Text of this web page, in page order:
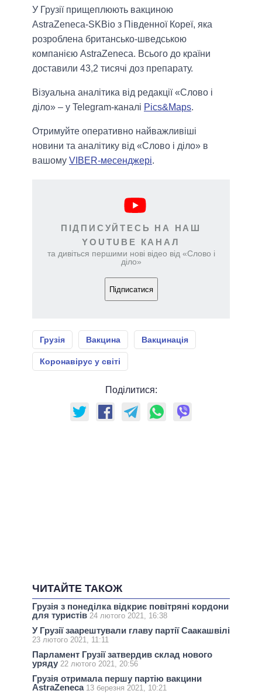
У Грузії прищеплюють вакциною
AstraZeneca-SKBio з Південної Кореї, яка
розроблена британсько-шведською
компанією AstraZeneca. Всього до країни
доставили 43,2 тисячі доз препарату.
Візуальна аналітика від редакції «Слово і
діло» – у Telegram-каналі Pics&Maps.
Отримуйте оперативно найважливіші
новини та аналітику від «Слово і діло» в
вашому VIBER-месенджері.
ПІДПИСУЙТЕСЬ НА НАШ
YOUTUBE КАНАЛ
та дивіться першими нові відео від «Слово і
діло»
Підписатися
Грузія Вакцина Вакцинація
Коронавірус у світі
Поділитися:
ЧИТАЙТЕ ТАКОЖ
Грузія з понеділка відкриє повітряні кордони
для туристів 24 лютого 2021, 16:38
У Грузії заарештували главу партії Саакашвілі
23 лютого 2021, 11:11
Парламент Грузії затвердив склад нового
уряду 22 лютого 2021, 20:56
Грузія отримала першу партію вакцини
AstraZeneca 13 березня 2021, 10:21